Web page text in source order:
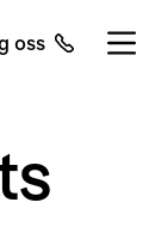
oss